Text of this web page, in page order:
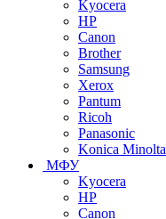
Kyocera
HP
Canon
Brother
Samsung
Xerox
Pantum
Ricoh
Panasonic
Konica Minolta
МФУ
Kyocera
HP
Canon